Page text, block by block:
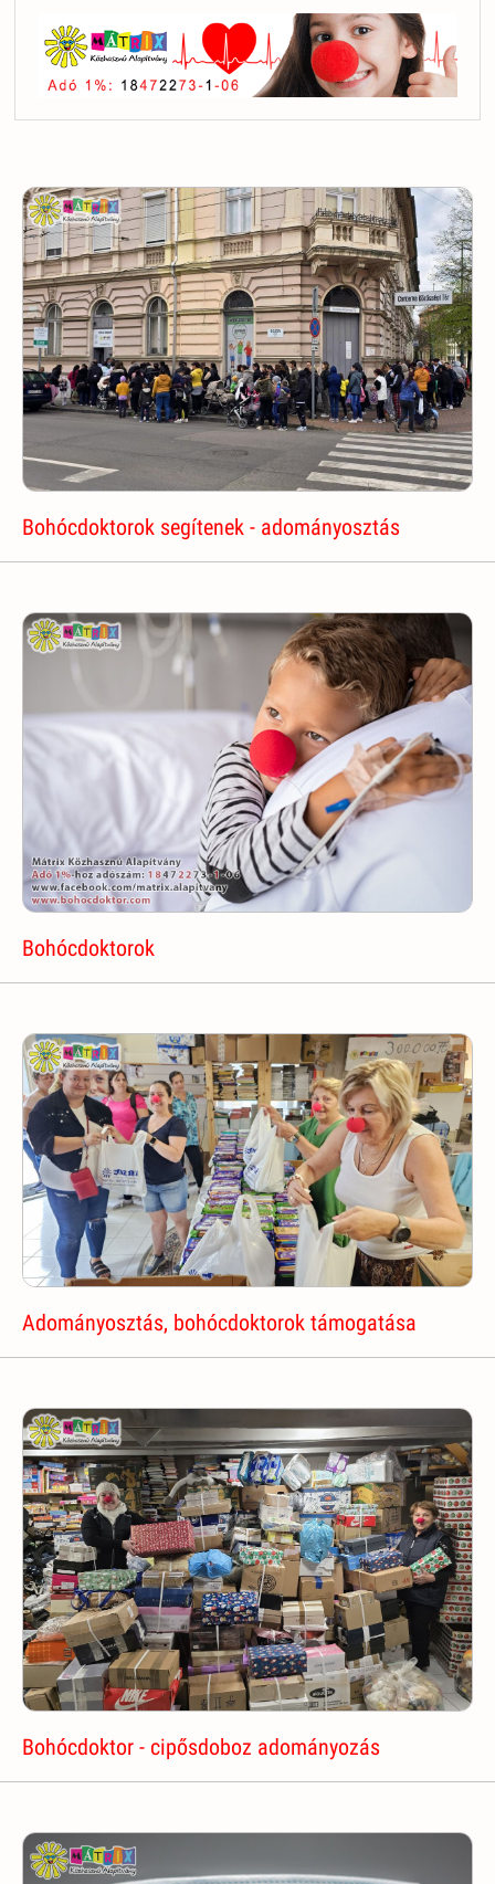
Bohócdoktorok segítenek - adományosztás
Bohócdoktorok
Adományosztás, bohócdoktorok támogatása
Bohócdoktor - cipősdoboz adományozás